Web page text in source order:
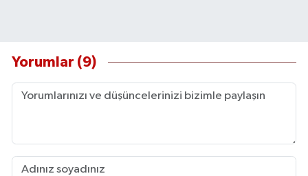
Yorumlar (9)